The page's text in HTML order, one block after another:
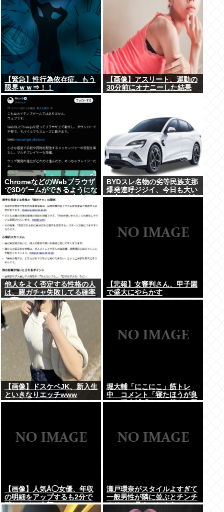
【緊急】性行為依存症、もう
限界ｗｗ⇒！！
【画像】アスリート、運動の
30分前にオナニーした結果
ChromeなどのWebブラウザ
で3Dゲームができるようにな
る模様。Windowsは完全不
要に
BYDスレ名物の劣等民族支那
爆発連呼ジジイ、今日も大い
に丸一日吠える！160レス以
他人をよく否定する性格の人
は、親ガチャ失敗してる確率
が高いんだって
【悲報】女審判さん、甲子園
で盛大にやらかす
【画像】ドスケベJK、新入生
といきなりエッチwww
堀大輔「にこにこ」筋トレ
中 コメント「寝たほうが良
い」堀大輔「！！」筋トレ器
【画像】人気Å◯女優、年収
の明細をアップするも2分で
消したその金額www
瀬戸環奈がスタイルよすぎて
一般男性が隣に並ぶとチンチ
クリンに見えてしまう